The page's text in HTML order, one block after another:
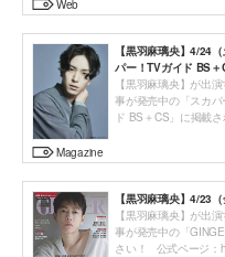
Web
【黒羽麻璃央】4/24
パー！TVガイド BS＋
【黒羽麻璃央】が出
事が発売中の「スカ
ド BS＋CS」に掲載
Magazine
【黒羽麻璃央】4/23
【黒羽麻璃央】が出
事が発売中の「
さい！ 公式ページ：